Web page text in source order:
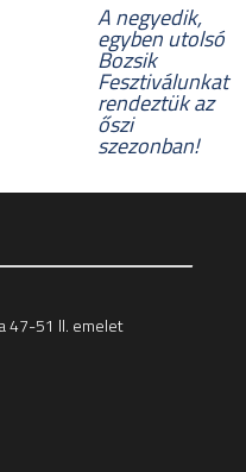
A negyedik,
egyben utolsó
Bozsik
Fesztiválunkat
rendeztük az
őszi
szezonban!
47-51 II. emelet